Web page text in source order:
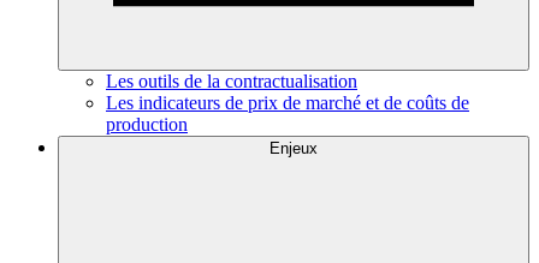
Les outils de la contractualisation
Les indicateurs de prix de marché et de coûts de
production
Enjeux